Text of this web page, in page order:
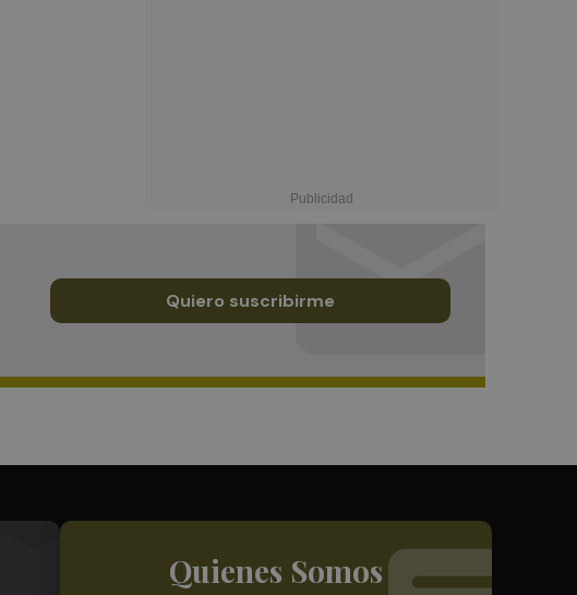
Quiero suscribirme
Quienes Somos